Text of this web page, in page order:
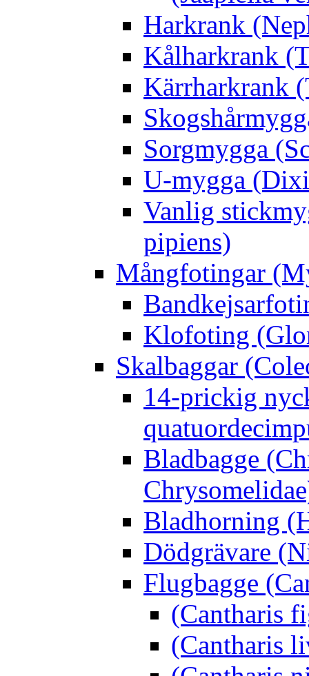
Harkrank
Kålharkrank
Kärrharkrank
Sorgmygga
U-mygga
Vanlig
pipiens)
Mångfotingar
Klofoting
Skalbaggar
14-prickig
Bladbagge
Bladhorning
Dödgrävare
Flugbagge
(Cantharis
(Cantharis